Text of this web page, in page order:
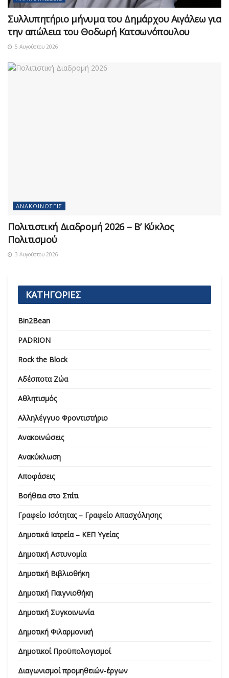
Συλλυπητήριο μήνυμα του Δημάρχου Αιγάλεω για
την απώλεια του Θοδωρή Κατσωνόπουλου
5 Αυγούστου 2026
ΑΝΑΚΟΙΝΏΣΕΙΣ
Πολιτιστική Διαδρομή 2026 – Β’ Κύκλος
Πολιτισμού
3 Αυγούστου 2026
ΚΑΤΗΓΟΡΙΕΣ
Bin2Bean
PADRION
Rock the Block
Αδέσποτα Ζώα
Αθλητισμός
Αλληλέγγυο Φροντιστήριο
Ανακοινώσεις
Ανακύκλωση
Αποφάσεις
Βοήθεια στο Σπίτι
Γραφείο Ισότητας – Γραφείο Απασχόλησης
Δημοτικά Ιατρεία – ΚΕΠ Υγείας
Δημοτική Αστυνομία
Δημοτική Βιβλιοθήκη
Δημοτική Παιγνιοθήκη
Δημοτική Συγκοινωνία
Δημοτική Φιλαρμονική
Δημοτικοί Προϋπολογισμοί
Διαγωνισμοί προμηθειών-έργων